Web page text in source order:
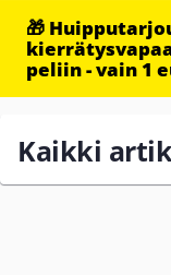
🎁
peliin - vain 1
Kaikki